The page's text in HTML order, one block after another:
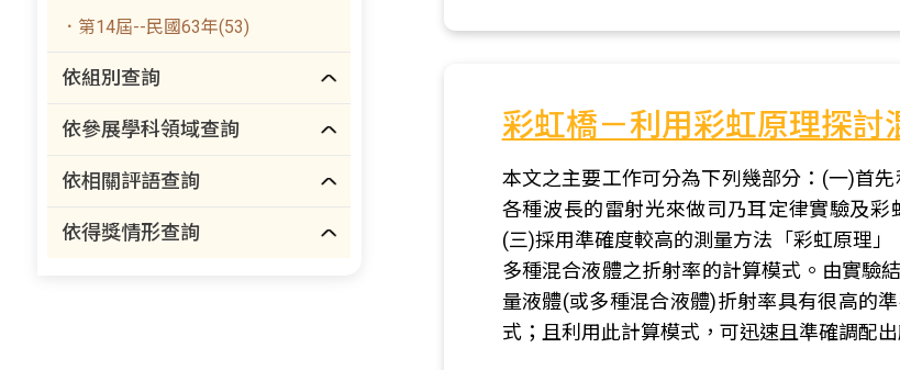
．第14屆--民國63年(53)
依組別查詢
依參展學科領域查詢
依相關評語查詢
依得獎情形查詢
彩虹橋－利用彩虹原理探
本文之主要工作可分為下列幾部分：(一)首
各種波長的雷射光來做司乃耳定律實驗及
(三)採用準確度較高的測量方法「彩虹原理
多種混合液體之折射率的計算模式。由實驗
量液體(或多種混合液體)折射率具有很高的
式；且利用此計算模式，可迅速且準確調配